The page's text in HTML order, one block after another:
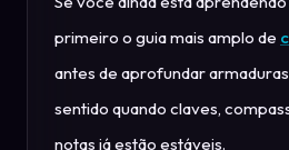
primeiro o guia mais amplo de
antes de aprofundar
sentido quando claves,
notas já estão estáveis.